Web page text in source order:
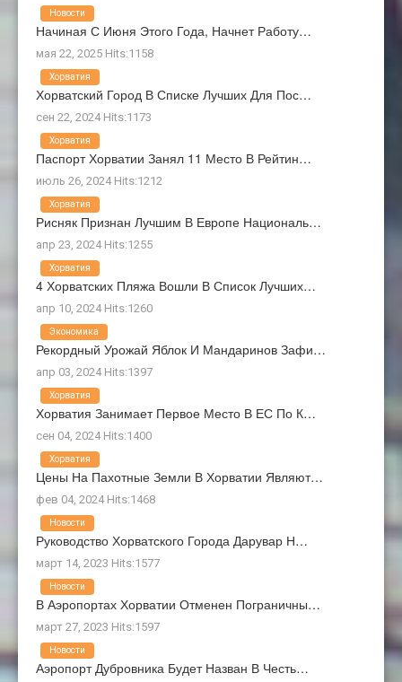
Начиная С Июня Этого Года, Начнет Работу…
мая 22, 2025 Hits:1158
Новости
Хорватский Город В Списке Лучших Для Пос…
сен 22, 2024 Hits:1173
Хорватия
Паспорт Хорватии Занял 11 Место В Рейтин…
июль 26, 2024 Hits:1212
Хорватия
Рисняк Признан Лучшим В Европе Националь…
апр 23, 2024 Hits:1255
Хорватия
4 Хорватских Пляжа Вошли В Список Лучших…
апр 10, 2024 Hits:1260
Хорватия
Рекордный Урожай Яблок И Мандаринов Зафи…
апр 03, 2024 Hits:1397
Экономика
Хорватия Занимает Первое Место В ЕС По К…
сен 04, 2024 Hits:1400
Хорватия
Цены На Пахотные Земли В Хорватии Являют…
фев 04, 2024 Hits:1468
Хорватия
Руководство Хорватского Города Дарувар Н…
март 14, 2023 Hits:1577
Новости
В Аэропортах Хорватии Отменен Пограничны…
март 27, 2023 Hits:1597
Новости
Аэропорт Дубровника Будет Назван В Честь…
Новости